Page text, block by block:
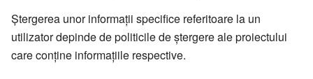
Ștergerea unor informații specifice referitoare la un
utilizator depinde de politicile de ștergere ale proiectului
care conține informațiile respective.